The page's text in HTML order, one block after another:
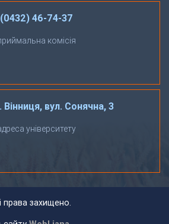
(0432) 46-74-37
комісія
вул. Сонячна, 3
університету
права захищено.